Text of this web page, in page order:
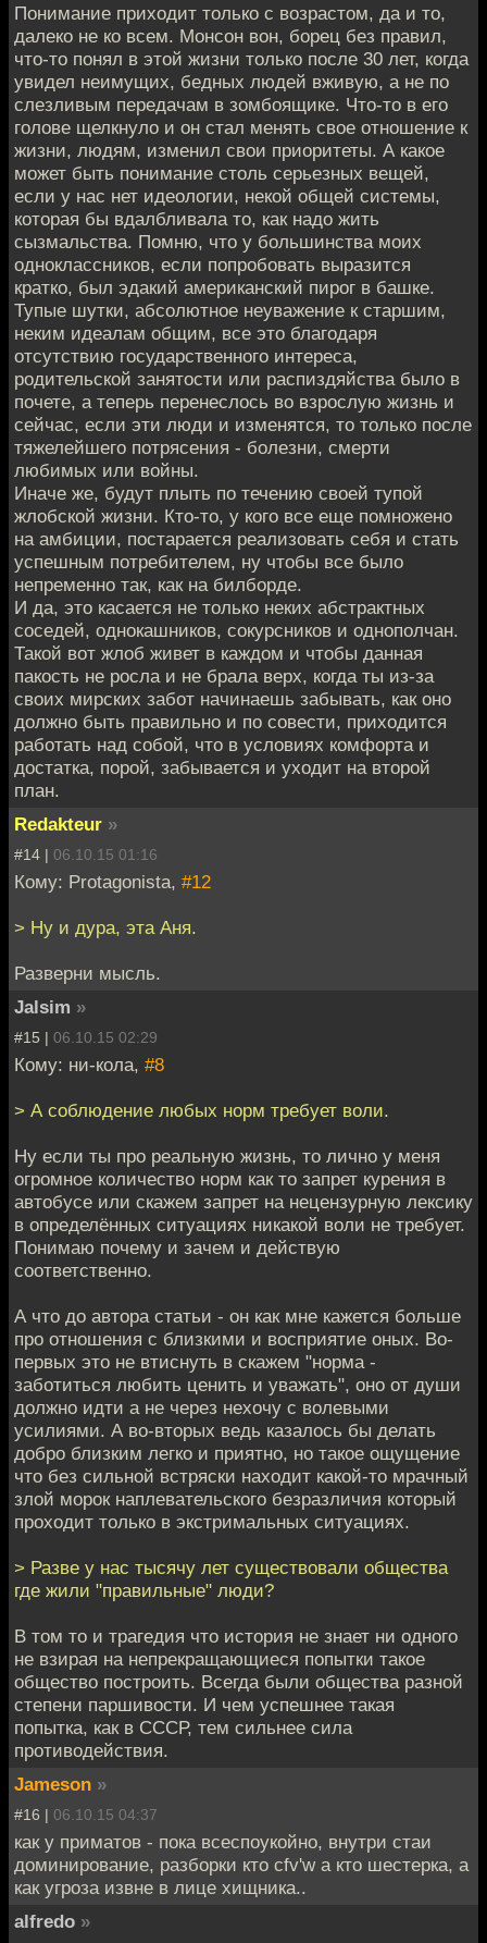
Понимание приходит только с возрастом, да и то,
далеко не ко всем. Монсон вон, борец без правил,
что-то понял в этой жизни только после 30 лет, когда
увидел неимущих, бедных людей вживую, а не по
слезливым передачам в зомбоящике. Что-то в его
голове щелкнуло и он стал менять свое отношение к
жизни, людям, изменил свои приоритеты. А какое
может быть понимание столь серьезных вещей,
если у нас нет идеологии, некой общей системы,
которая бы вдалбливала то, как надо жить
сызмальства. Помню, что у большинства моих
одноклассников, если попробовать выразится
кратко, был эдакий американский пирог в башке.
Тупые шутки, абсолютное неуважение к старшим,
неким идеалам общим, все это благодаря
отсутствию государственного интереса,
родительской занятости или распиздяйства было в
почете, а теперь перенеслось во взрослую жизнь и
сейчас, если эти люди и изменятся, то только после
тяжелейшего потрясения - болезни, смерти
любимых или войны.
Иначе же, будут плыть по течению своей тупой
жлобской жизни. Кто-то, у кого все еще помножено
на амбиции, постарается реализовать себя и стать
успешным потребителем, ну чтобы все было
непременно так, как на билборде.
И да, это касается не только неких абстрактных
соседей, однокашников, сокурсников и однополчан.
Такой вот жлоб живет в каждом и чтобы данная
пакость не росла и не брала верх, когда ты из-за
своих мирских забот начинаешь забывать, как оно
должно быть правильно и по совести, приходится
работать над собой, что в условиях комфорта и
достатка, порой, забывается и уходит на второй
план.
Redakteur »
#14 | 06.10.15 01:16
Кому: Protagonista, #12
> Ну и дура, эта Аня.
Разверни мысль.
Jalsim »
#15 | 06.10.15 02:29
Кому: ни-кола, #8
> А соблюдение любых норм требует воли.
Ну если ты про реальную жизнь, то лично у меня
огромное количество норм как то запрет курения в
автобусе или скажем запрет на нецензурную лексику
в определённых ситуациях никакой воли не требует.
Понимаю почему и зачем и действую
соответственно.
А что до автора статьи - он как мне кажется больше
про отношения с близкими и восприятие оных. Во-
первых это не втиснуть в скажем "норма -
заботиться любить ценить и уважать", оно от души
должно идти а не через нехочу с волевыми
усилиями. А во-вторых ведь казалось бы делать
добро близким легко и приятно, но такое ощущение
что без сильной встряски находит какой-то мрачный
злой морок наплевательского безразличия который
проходит только в экстримальных ситуациях.
> Разве у нас тысячу лет существовали общества
где жили "правильные" люди?
В том то и трагедия что история не знает ни одного
не взирая на непрекращающиеся попытки такое
общество построить. Всегда были общества разной
степени паршивости. И чем успешнее такая
попытка, как в СССР, тем сильнее сила
противодействия.
Jameson »
#16 | 06.10.15 04:37
как у приматов - пока всеспоукойно, внутри стаи
доминирование, разборки кто cfv'w а кто шестерка, а
как угроза извне в лице хищника..
alfredo »